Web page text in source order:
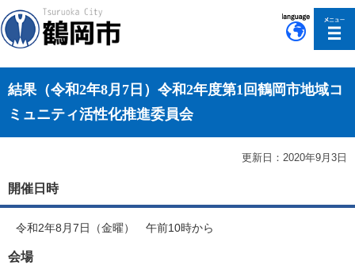
結果（令和2年8月7日）令和2年度第1回鶴岡市地域コ
ミュニティ活性化推進委員会
更新日：2020年9月3日
開催日時
令和2年8月7日（金曜） 午前10時から
会場